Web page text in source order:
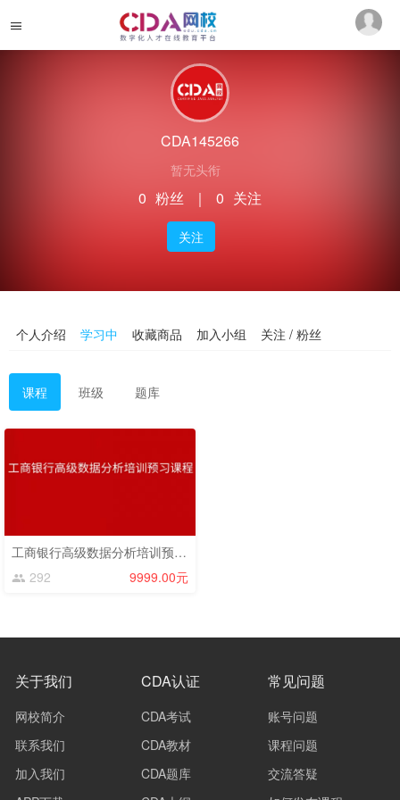
CDA145266
暂无头衔
0 粉丝 ｜ 0 关注
关注
个人介绍 学习中 收藏商品 加入小组 关注 / 粉丝
课程 班级 题库
工商银行高级数据分析培训预习课程
292
9999.00元
关于我们
网校简介
联系我们
加入我们
CDA认证
CDA考试
CDA教材
CDA题库
常见问题
账号问题
课程问题
交流答疑